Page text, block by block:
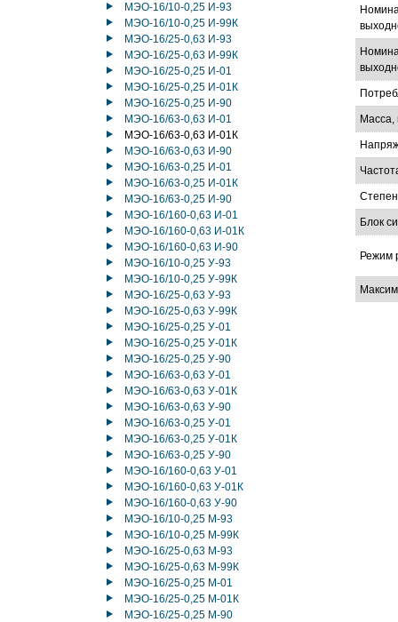
МЭО-16/10-0,25 И-93
МЭО-16/10-0,25 И-99К
МЭО-16/25-0,63 И-93
МЭО-16/25-0,63 И-99К
МЭО-16/25-0,25 И-01
МЭО-16/25-0,25 И-01К
МЭО-16/25-0,25 И-90
МЭО-16/63-0,63 И-01
МЭО-16/63-0,63 И-01К
МЭО-16/63-0,63 И-90
МЭО-16/63-0,25 И-01
МЭО-16/63-0,25 И-01К
МЭО-16/63-0,25 И-90
МЭО-16/160-0,63 И-01
МЭО-16/160-0,63 И-01К
МЭО-16/160-0,63 И-90
МЭО-16/10-0,25 У-93
МЭО-16/10-0,25 У-99К
МЭО-16/25-0,63 У-93
МЭО-16/25-0,63 У-99К
МЭО-16/25-0,25 У-01
МЭО-16/25-0,25 У-01К
МЭО-16/25-0,25 У-90
МЭО-16/63-0,63 У-01
МЭО-16/63-0,63 У-01К
МЭО-16/63-0,63 У-90
МЭО-16/63-0,25 У-01
МЭО-16/63-0,25 У-01К
МЭО-16/63-0,25 У-90
МЭО-16/160-0,63 У-01
МЭО-16/160-0,63 У-01К
МЭО-16/160-0,63 У-90
МЭО-16/10-0,25 М-93
МЭО-16/10-0,25 М-99К
МЭО-16/25-0,63 М-93
МЭО-16/25-0,63 М-99К
МЭО-16/25-0,25 М-01
МЭО-16/25-0,25 М-01К
МЭО-16/25-0,25 М-90
Масса,
Блок
Режим